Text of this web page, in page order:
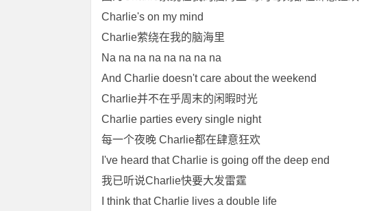
Charlie's on my mind
Charlie萦绕在我的脑海里
Na na na na na na na na
And Charlie doesn't care about the weekend
Charlie并不在乎周末的闲暇时光
Charlie parties every single night
每一个夜晚 Charlie都在肆意狂欢
I've heard that Charlie is going off the deep end
我已听说Charlie快要大发雷霆
I think that Charlie lives a double life